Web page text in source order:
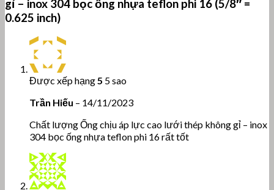
gỉ – inox 304 bọc ống nhựa teflon phi 16 (5/8″ =
0.625 inch)
Được xếp hạng 5 5 sao
Trần Hiếu – 14/11/2023
Chất lượng Ống chịu áp lực cao lưới thép không gỉ – inox
304 bọc ống nhựa teflon phi 16 rất tốt